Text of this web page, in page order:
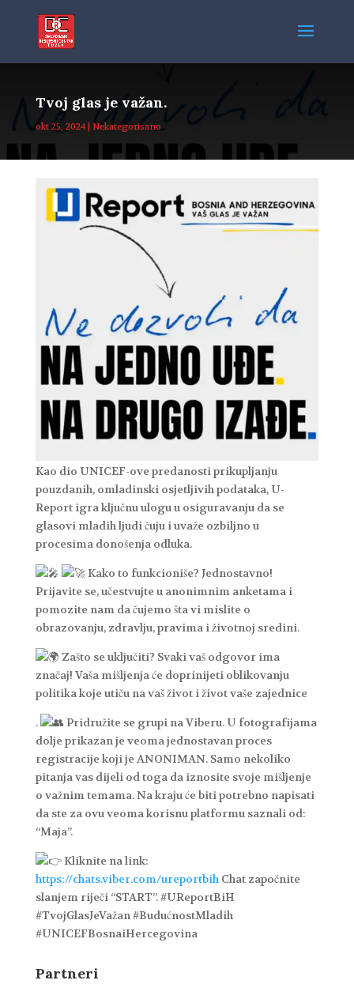
Tvoj glas je važan.
okt 25, 2024| Nekategorisano
Kao dio UNICEF-ove predanosti prikupljanju
pouzdanih, omladinski osjetljivih podataka, U-
Report igra ključnu ulogu u osiguravanju da se
glasovi mladih ljudi čuju i uvaže ozbiljno u
procesima donošenja odluka.
Kako to funkcioniše? Jednostavno!
Prijavite se, učestvujte u anonimnim anketama i
pomozite nam da čujemo šta vi mislite o
obrazovanju, zdravlju, pravima i životnoj sredini.
Zašto se uključiti? Svaki vaš odgovor ima
značaj! Vaša mišljenja će doprinijeti oblikovanju
politika koje utiču na vaš život i život vaše zajednice
.
Pridružite se grupi na Viberu. U fotografijama
dolje prikazan je veoma jednostavan proces
registracije koji je ANONIMAN. Samo nekoliko
pitanja vas dijeli od toga da iznosite svoje mišljenje
o važnim temama. Na kraju će biti potrebno napisati
da ste za ovu veoma korisnu platformu saznali od:
“Maja”.
Kliknite na link:
https://chats.viber.com/ureportbihChat započnite
slanjem riječi “START”. #UReportBiH
#TvojGlasJeVažan #BudućnostMladih
#UNICEFBosnaiHercegovina
Partneri